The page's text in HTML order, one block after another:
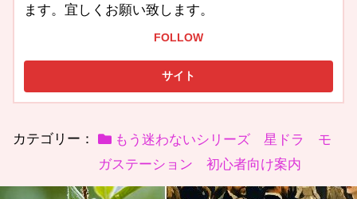
ます。宜しくお願い致します。
FOLLOW
カテゴリー：
もう迷わないシリーズ 星ドラ モ
ガステーション 初心者向け案内